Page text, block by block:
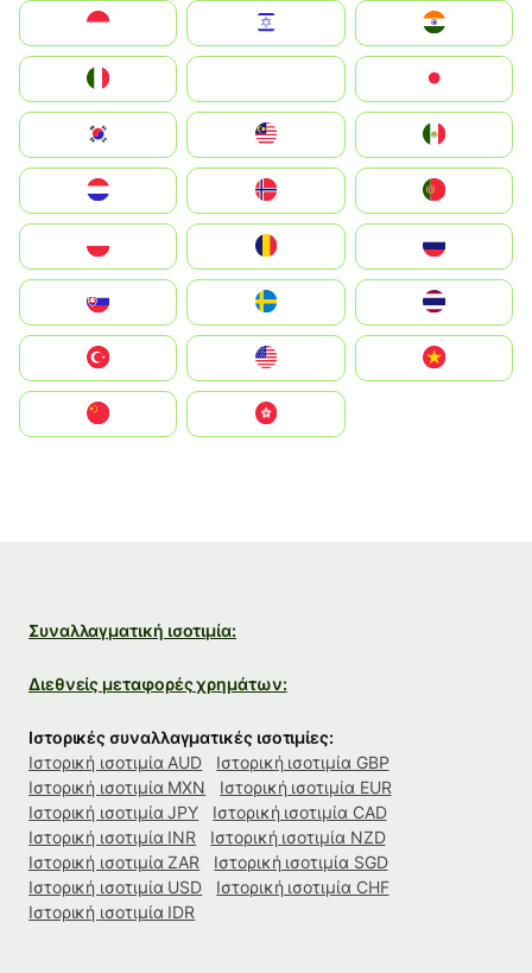
South Korea
United States
中國香港特別行政區
Συναλλαγματική ισοτιμία:
Διεθνείς μεταφορές χρημάτων:
Ιστορικές συναλλαγματικές ισοτιμίες:
Ιστορική ισοτιμία AUD
Ιστορική ισοτιμία GBP
Ιστορική ισοτιμία MXN
Ιστορική ισοτιμία EUR
Ιστορική ισοτιμία JPY
Ιστορική ισοτιμία CAD
Ιστορική ισοτιμία INR
Ιστορική ισοτιμία NZD
Ιστορική ισοτιμία ZAR
Ιστορική ισοτιμία SGD
Ιστορική ισοτιμία USD
Ιστορική ισοτιμία CHF
Ιστορική ισοτιμία IDR